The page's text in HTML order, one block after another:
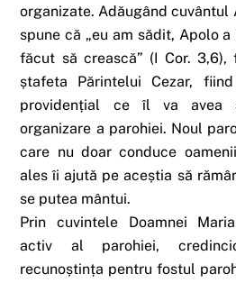
organizate. Adăugând cuvântul
spune că „eu am sădit, Apolo
făcut să crească” (I Cor.
ștafeta Părintelui Cezar,
providențial ce îl va avea
organizare a parohiei. Noul
care nu doar conduce
ales îi ajută pe aceștia să
se putea mântui.
Prin cuvintele Doamnei
activ al parohiei,
recunoștința pentru fostul